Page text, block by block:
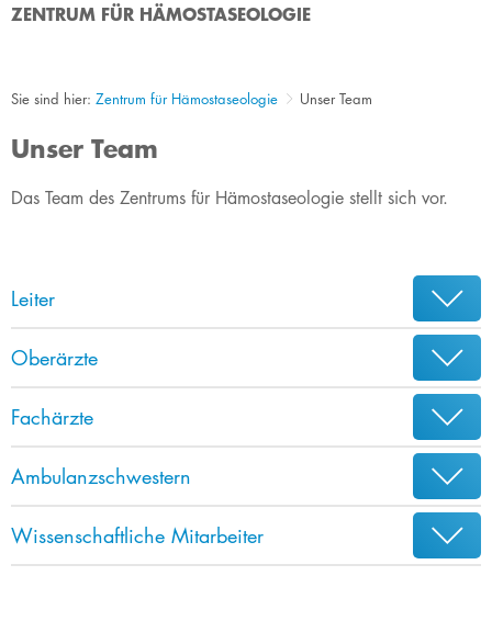
ZENTRUM FÜR HÄMOSTASEOLOGIE
Sie sind hier: Zentrum für Hämostaseologie Unser Team
Unser Team
​​​Das Team des Zentrums für Hämostaseologie stellt sich vor.​
Leiter
Oberärzte
Fachärzte
Ambulanzschwestern
Wissenschaftliche Mitarbeiter